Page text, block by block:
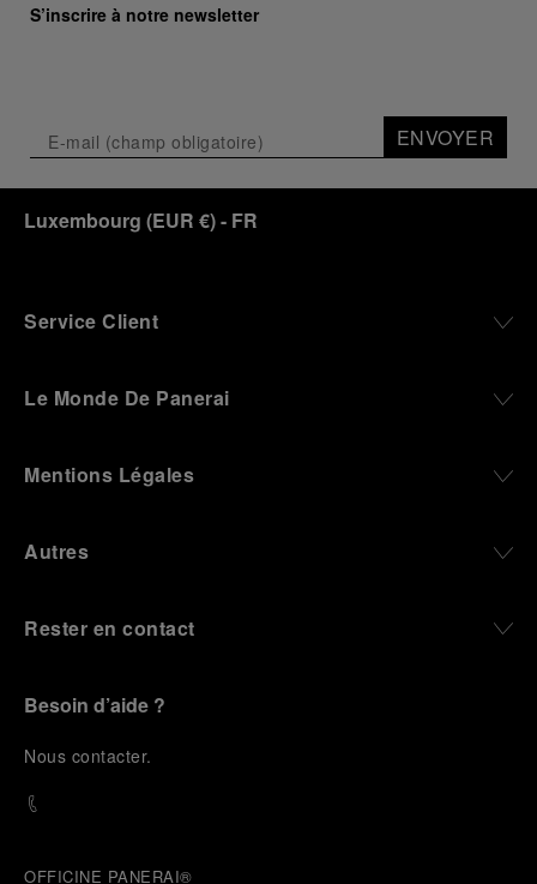
S’inscrire à notre newsletter
ENVOYER
Luxembourg (EUR €)- FR
Service Client
Le Monde De Panerai
Mentions Légales
Autres
Rester en contact
Besoin d’aide ?
Nous contacter.
OFFICINE PANERAI®